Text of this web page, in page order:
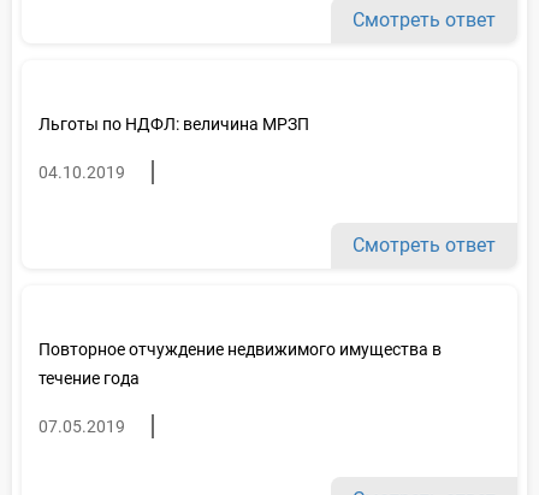
Смотреть ответ
Льготы по НДФЛ: величина МРЗП
04.10.2019
Смотреть ответ
Повторное отчуждение недвижимого имущества в
течение года
07.05.2019